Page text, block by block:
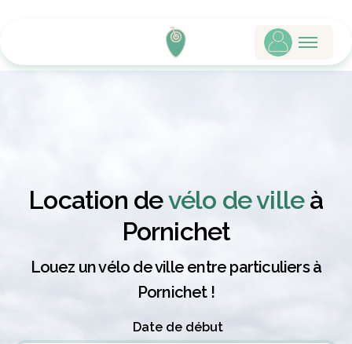
Location devélo de villeà
Pornichet
Louez un vélo de ville entre particuliers à
Pornichet !
Date de début